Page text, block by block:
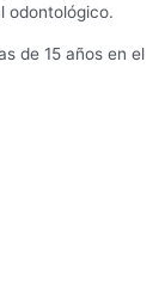
odontológico.
de 15 años en el